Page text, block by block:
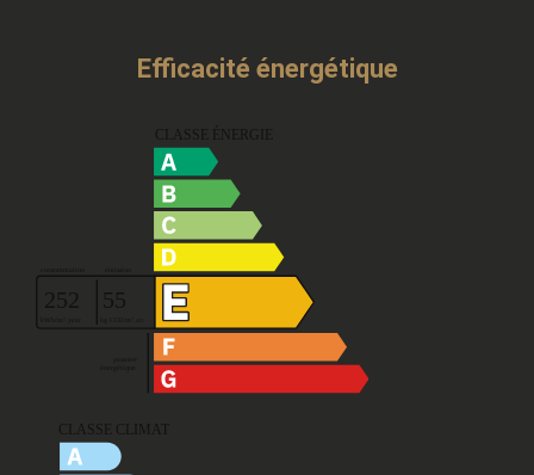
Efficacité énergétique